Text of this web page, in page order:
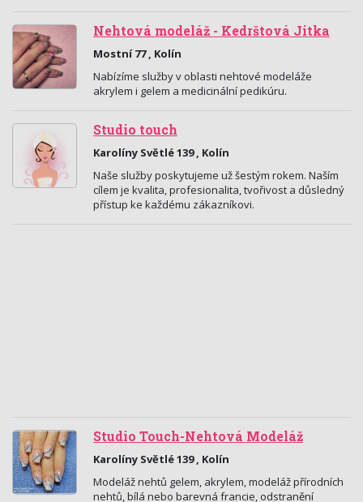
Nehtová modeláž - Kedrštová Jitka
Mostní 77 , Kolín
Nabízíme služby v oblasti nehtové modeláže
akrylem i gelem a medicinální pedikúru.
Studio touch
Karolíny Světlé 139 , Kolín
Naše služby poskytujeme už šestým rokem. Naším
cílem je kvalita, profesionalita, tvořivost a důsledný
přístup ke každému zákazníkovi.
Studio Touch-Nehtová Modeláž
Karolíny Světlé 139 , Kolín
Modeláž nehtů gelem, akrylem, modeláž přírodních
nehtů, bílá nebo barevná francie, odstranění